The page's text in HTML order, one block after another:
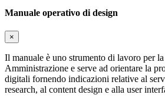
Manuale operativo di design
×
Il manuale è uno strumento di lavoro per
Amministrazione e serve ad orientare la
digitali fornendo indicazioni relative al
research, al content design e alla user